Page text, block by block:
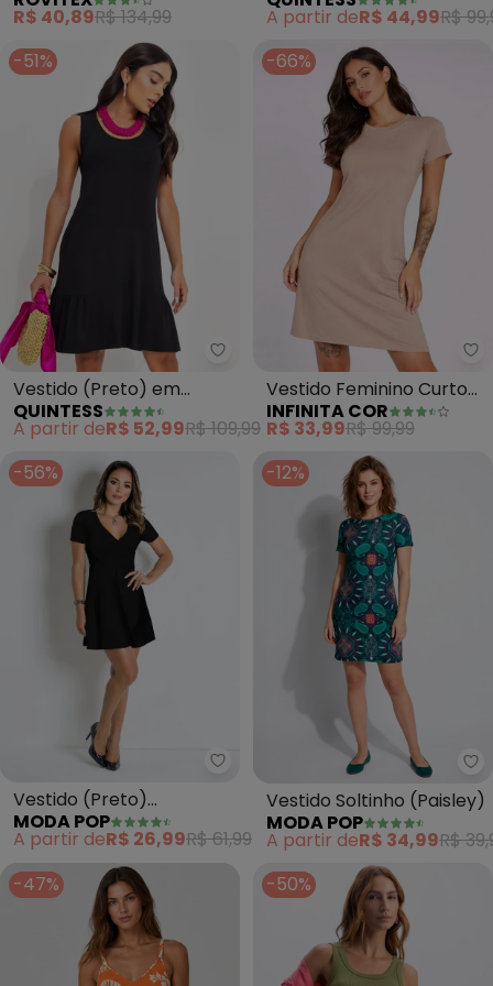
(Preto)
R$ 40,89R$ 134,99
Curtas
A partir deR$ 44,99R$
-51%
Quintess - Vestido (Preto) em
Vestido (Preto) em
Malha de Viscose com
Elastano
QUINTESS
A partir deR$ 52,99R$ 109,99
-66%
Vestido Feminino Curto
com Manga (Bege)
INFINITA COR
R$ 33,99R$ 99,99
-56%
Moda Pop - Vestido (Preto)
Vestido (Preto)
Transpassado Manga
Curta
MODA POP
A partir deR$ 26,99R$ 61,99
-12%
Vestido Soltinho (Paisley)
MODA POP
A partir deR$ 34,99R$
-47%
-50%